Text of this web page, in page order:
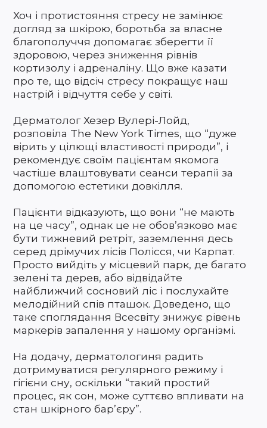
Хоч і протистояння стресу не замінює
догляд за шкірою, боротьба за власне
благополуччя допомагає зберегти її
здоровою, через зниження рівнів
кортизолу і адреналіну. Що вже казати
про те, що відсіч стресу покращує наш
настрій і відчуття себе у світі.
Дерматолог Хезер Вулері-Лойд,
розповіла The New York Times, що “дуже
вірить у цілющі властивості природи”, і
рекомендує своїм пацієнтам якомога
частіше влаштовувати сеанси терапії за
допомогою естетики довкілля.
Пацієнти відказують, що вони “не мають
на це часу”, однак це не обов’язково має
бути тижневий ретріт, заземлення десь
серед дрімучих лісів Полісся, чи Карпат.
Просто вийдіть у місцевий парк, де багато
зелені та дерев, або відвідайте
найближчий сосновий ліс і послухайте
мелодійний спів пташок. Доведено, що
таке споглядання Всесвіту знижує рівень
маркерів запалення у нашому організмі.
На додачу, дерматологиня радить
дотримуватися регулярного режиму і
гігієни сну, оскільки “такий простий
процес, як сон, може суттєво впливати на
стан шкірного бар’єру”.